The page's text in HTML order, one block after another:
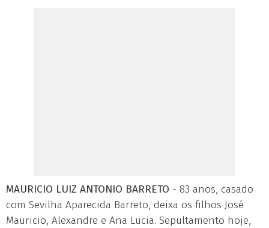
MAURICIO LUIZ ANTONIO BARRETO - 83 anos, casado
com Sevilha Aparecida Barreto, deixa os filhos José
Mauricio, Alexandre e Ana Lucia. Sepultamento hoje,